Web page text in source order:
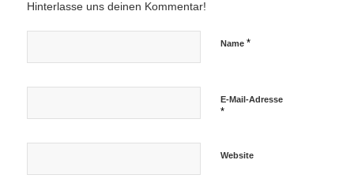
Hinterlasse uns deinen Kommentar!
Name *
E-Mail-Adresse
*
Website